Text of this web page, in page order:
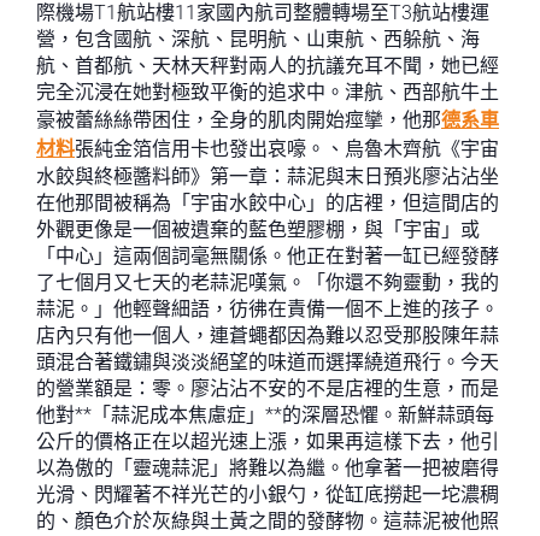
際機場T1航站樓11家國內航司整體轉場至T3航站樓運
營，包含國航、深航、昆明航、山東航、西躲航、海
航、首都航、天林天秤對兩人的抗議充耳不聞，她已經
完全沉浸在她對極致平衡的追求中。津航、西部航牛土
豪被蕾絲絲帶困住，全身的肌肉開始痙攣，他那德系車
材料張純金箔信用卡也發出哀嚎。、烏魯木齊航《宇宙
水餃與終極醬料師》第一章：蒜泥與末日預兆廖沾沾坐
在他那間被稱為「宇宙水餃中心」的店裡，但這間店的
外觀更像是一個被遺棄的藍色塑膠棚，與「宇宙」或
「中心」這兩個詞毫無關係。他正在對著一缸已經發酵
了七個月又七天的老蒜泥嘆氣。「你還不夠靈動，我的
蒜泥。」他輕聲細語，彷彿在責備一個不上進的孩子。
店內只有他一個人，連蒼蠅都因為難以忍受那股陳年蒜
頭混合著鐵鏽與淡淡絕望的味道而選擇繞道飛行。今天
的營業額是：零。廖沾沾不安的不是店裡的生意，而是
他對**「蒜泥成本焦慮症」**的深層恐懼。新鮮蒜頭每
公斤的價格正在以超光速上漲，如果再這樣下去，他引
以為傲的「靈魂蒜泥」將難以為繼。他拿著一把被磨得
光滑、閃耀著不祥光芒的小銀勺，從缸底撈起一坨濃稠
的、顏色介於灰綠與土黃之間的發酵物。這蒜泥被他照